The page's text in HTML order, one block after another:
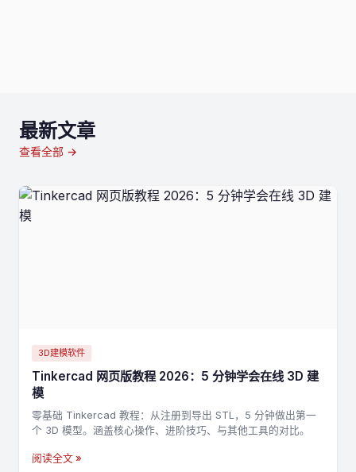
最新文章
查看全部 →
3D建模软件
Tinkercad 网页版教程 2026：5 分钟学会在线 3D 建
模
零基础 Tinkercad 教程：从注册到导出 STL，5 分钟做出第一
个 3D 模型。涵盖核心操作、进阶技巧、与其他工具的对比。
阅读全文 »